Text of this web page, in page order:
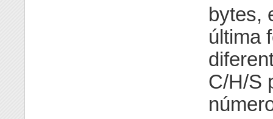
bytes,
última
C/H/S